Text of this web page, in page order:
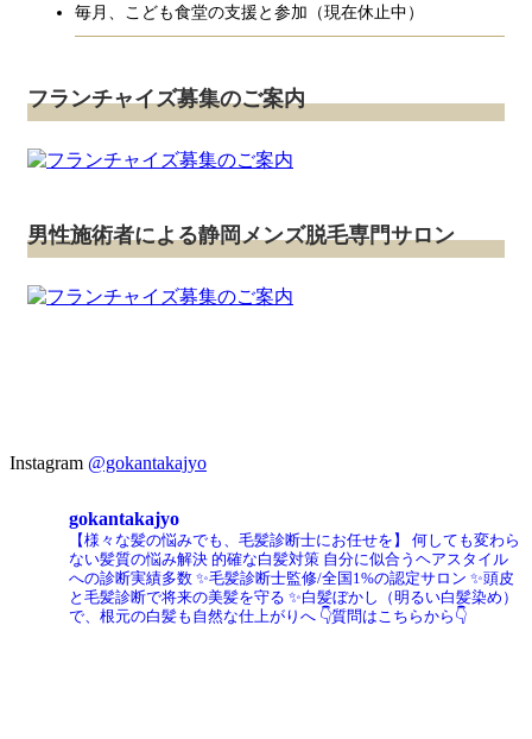
毎月、こども食堂の支援と参加（現在休止中）
フランチャイズ募集のご案内
男性施術者による静岡メンズ脱毛専門サロン
Instagram @gokantakajyo
gokantakajyo
【様々な髪の悩みでも、毛髪診断士にお任せを】
何しても変わら
ない髪質の悩み解決 的確な白髪対策 自分に似合うヘアスタイル
への診断実績多数 ✨毛髪診断士監修/全国1%の認定サロン ✨頭皮
と毛髪診断で将来の美髪を守る ✨白髪ぼかし（明るい白髪染め）
で、根元の白髪も自然な仕上がりへ 👇質問はこちらから👇